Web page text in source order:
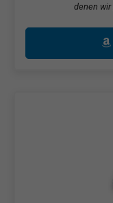
denen wir